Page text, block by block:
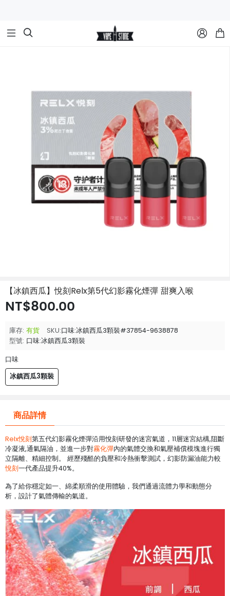
  
【冰鎮西瓜】悅刻Relx第5代幻影霧化煙彈 甜爽入喉
NT$800.00
庫存: 有貨 SKU:口味:冰鎮西瓜3顆裝#37854-9638878
型號: 口味:冰鎮西瓜3顆裝
口味
冰鎮西瓜3顆裝
商品詳情
Relx悅刻第五代幻影霧化煙彈沿用悅刻研發的迷宮氣道，11層迷宮結構,阻斷
冷凝液,通氣隔油，並進一步對霧化彈內的氣體交換和氣壓補償模塊進行獨
立隔離、精細控制。 經歷殘酷的負壓和冷熱衝擊測試，幻影防漏油能力較
悅刻一代產品提升40%。
為了給你穩定如一、綿柔順滑的使用體驗，我們通過流體力學和動態分
析，設計了氣體傳輸的氣道。